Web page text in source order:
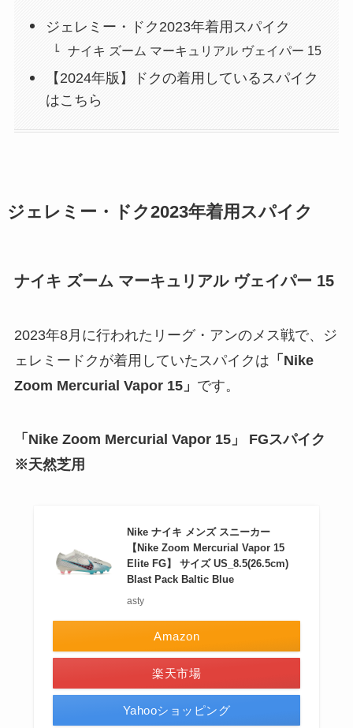
ジェレミー・ドク2023年着用スパイク
ナイキ ズーム マーキュリアル ヴェイパー 15
【2024年版】ドクの着用しているスパイク
はこちら
ジェレミー・ドク2023年着用スパイク
ナイキ ズーム マーキュリアル ヴェイパー 15
2023年8月に行われたリーグ・アンのメス戦で、ジ
ェレミードクが着用していたスパイクは 「Nike
Zoom Mercurial Vapor 15」 です。
「Nike Zoom Mercurial Vapor 15」 FGスパイク
※天然芝用
Nike ナイキ メンズ スニーカー
【Nike Zoom Mercurial Vapor 15
Elite FG】 サイズ US_8.5(26.5cm)
Blast Pack Baltic Blue
asty
Amazon
楽天市場
Yahooショッピング